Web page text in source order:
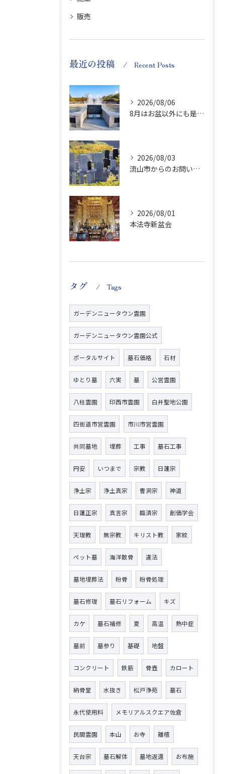
販売
最近の投稿 Recent Posts
2026/08/06
8月はお盆以外にも是非ご供養の気持ちを！
2026/08/03
流山市からのお問い合わせが急増中です、かなり悪質な業者さんとお寺さんらしいです
2026/08/01
本法寺新盆会
タグ Tags
ガーデンニュータウン霊園
ガーデンニュータウン霊園公式
ポータルサイト 墓石価格 石材
ゆとり墓 六実 墓 公営霊園
八柱霊園 印西市霊園 白井聖地公園
四街道市営霊園 市川市営霊園
共同墓地 埋葬 工事 墓石工事
円安 いつまで 宗教 日蓮宗
浄土宗 浄土真宗 曹洞宗 神道
日蓮正宗 真言宗 臨済宗 創価学会
天理教 無宗教 キリスト教 家紋
ペット墓 海洋散骨 違法
墓地埋葬法 粉骨 粉骨処理
墓石修理 墓石リフォーム キズ
カケ 墓石補修 夏 高温 熱中症
墓前 墓参り 基礎 地盤
コンクリート 鉄筋 骨壺 カロート
納骨堂 水抜き 松戸浄苑 墓石
永代使用料 メモリアルスクエア佐倉
民間霊園 本山 お寺 離檀
天台宗 墓石解体 墓地返還 お布施